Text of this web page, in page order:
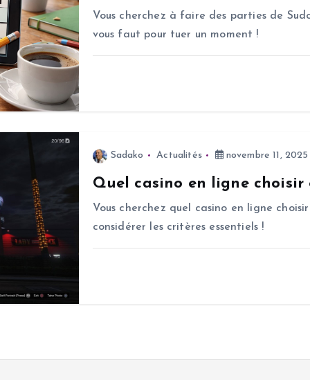
Vous cherchez à faire des parties de
vous faut pour tuer un moment !
Sadako Actualités novembre 11, 2025
Quel casino en ligne choisir
Vous cherchez quel casino en ligne
considérer les critères essentiels !